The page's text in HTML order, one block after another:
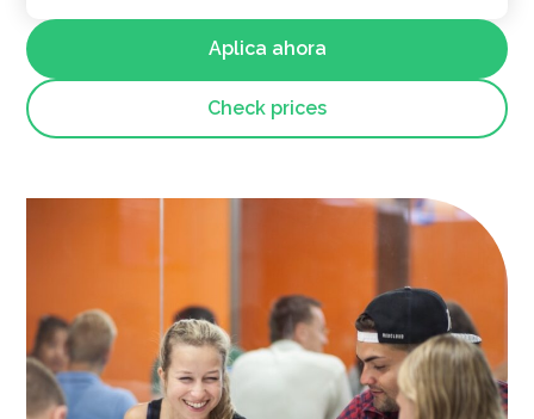
Aplica ahora
Check prices